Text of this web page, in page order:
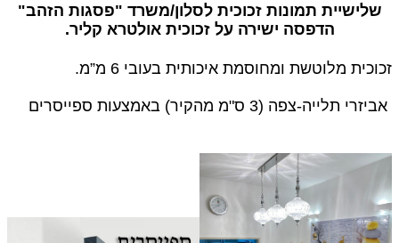
שלישיית תמונות זכוכית לסלון/משרד "פסגות הזהב"
הדפסה ישירה על זכוכית אולטרא קליר.
זכוכית מלוטשת ומחוסמת איכותית בעובי 6 מ”מ.
אביזרי תלייה-צפה (3 ס"מ מהקיר) באמצעות ספייסרים